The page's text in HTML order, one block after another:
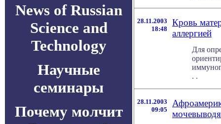
News of Russian
Science and
Technology
Научные
семинары
Почему молчит
28.11.2003
18:48
Кровь
аллергией
Для
. .
28.11.2003
09:05